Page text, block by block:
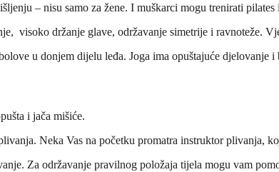
– nisu samo za žene. I muškarci mogu trenirati
visoko držanje glave, održavanje simetrije i ravnoteže.
u donjem dijelu leđa. Joga ima opuštajuće djelovanje
i jača mišiće.
Neka Vas na početku promatra instruktor plivanja,
Za održavanje pravilnog položaja tijela mogu vam